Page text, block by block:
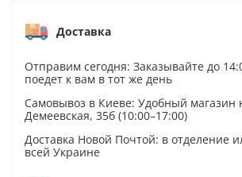
Доставка
Отправим сегодня: Заказывайте до
поедет к вам в тот же день
Самовывоз в Киеве: Удобный магазин
Демеевская, 35б (10:00–17:00)
Доставка Новой Почтой: в отделение
всей Украине